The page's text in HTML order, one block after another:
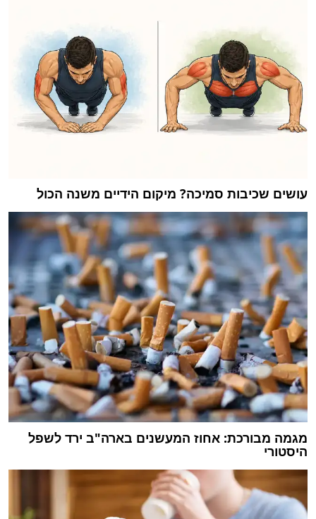
עושים שכיבות סמיכה? מיקום הידיים משנה הכול
מגמה מבורכת: אחוז המעשנים בארה"ב ירד לשפל
היסטורי